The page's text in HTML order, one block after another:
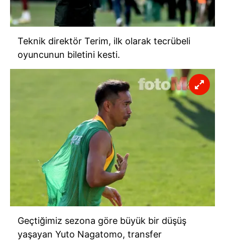
Teknik direktör Terim, ilk olarak tecrübeli
oyuncunun biletini kesti.
Geçtiğimiz sezona göre büyük bir düşüş
yaşayan Yuto Nagatomo, transfer